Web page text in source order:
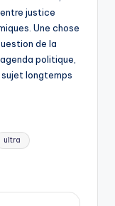
justice
Une chose
de la
politique,
longtemps
ultra